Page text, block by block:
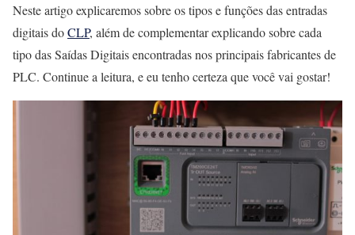
Neste artigo explicaremos sobre os tipos e funções das entradas
digitais doCLP, além de complementar explicando sobre cada
tipo das Saídas Digitais encontradas nos principais fabricantes de
PLC. Continue a leitura, e eu tenho certeza que você vai gostar!